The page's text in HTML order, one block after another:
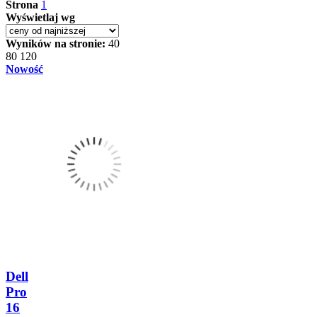
Strona 1
Wyświetlaj wg
Wyników na stronie: 40
80 120
Nowość
Dell
Pro
16